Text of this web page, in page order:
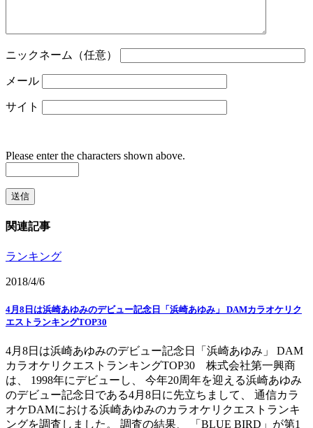
ニックネーム（任意）
メール
サイト
Please enter the characters shown above.
関連記事
ランキング
2018/4/6
4月8日は浜崎あゆみのデビュー記念日「浜崎あゆみ」 DAMカラオケリク
エストランキングTOP30
4月8日は浜崎あゆみのデビュー記念日「浜崎あゆみ」 DAM
カラオケリクエストランキングTOP30 株式会社第一興商
は、 1998年にデビューし、 今年20周年を迎える浜崎あゆみ
のデビュー記念日である4月8日に先立ちまして、 通信カラ
オケDAMにおける浜崎あゆみのカラオケリクエストランキ
ングを調査しました。 調査の結果、 「BLUE BIRD」が第1